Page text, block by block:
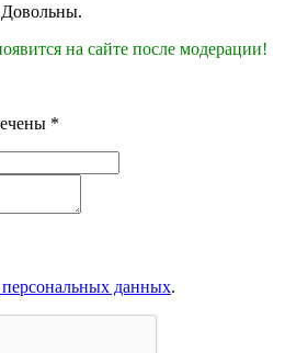
Довольны.
на сайте после модерации!
*
персональных данных.